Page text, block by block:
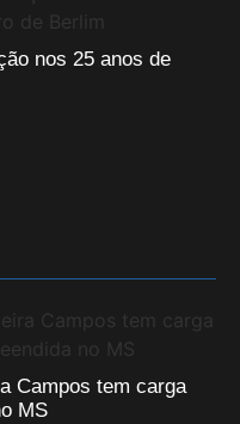
nos 25 anos de
Campos tem carga
MS